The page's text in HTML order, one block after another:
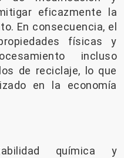
eficazmente la
En consecuencia, el
físicas y
incluso
de reciclaje, lo que
en la economía
química y